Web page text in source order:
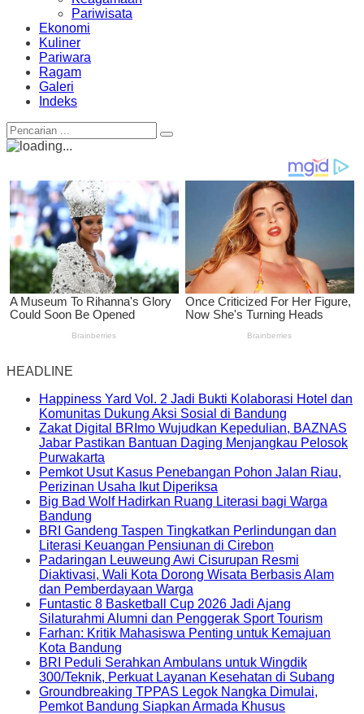
Pariwisata
Ekonomi
Kuliner
Pariwara
Ragam
Galeri
Indeks
HEADLINE
Happiness Yard Vol. 2 Jadi Bukti Kolaborasi Hotel dan
Komunitas Dukung Aksi Sosial di Bandung
Zakat Digital BRImo Wujudkan Kepedulian, BAZNAS
Jabar Pastikan Bantuan Daging Menjangkau Pelosok
Purwakarta
Pemkot Usut Kasus Penebangan Pohon Jalan Riau,
Perizinan Usaha Ikut Diperiksa
Big Bad Wolf Hadirkan Ruang Literasi bagi Warga
Bandung
BRI Gandeng Taspen Tingkatkan Perlindungan dan
Literasi Keuangan Pensiunan di Cirebon
Padaringan Leuweung Awi Cisurupan Resmi
Diaktivasi, Wali Kota Dorong Wisata Berbasis Alam
dan Pemberdayaan Warga
Funtastic 8 Basketball Cup 2026 Jadi Ajang
Silaturahmi Alumni dan Penggerak Sport Tourism
Farhan: Kritik Mahasiswa Penting untuk Kemajuan
Kota Bandung
BRI Peduli Serahkan Ambulans untuk Wingdik
300/Teknik, Perkuat Layanan Kesehatan di Subang
Groundbreaking TPPAS Legok Nangka Dimulai,
Pemkot Bandung Siapkan Armada Khusus